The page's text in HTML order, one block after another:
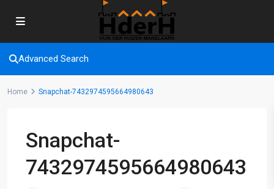
Advanced Search
Home Snapchat-7432974595664980643
Snapchat-
7432974595664980643